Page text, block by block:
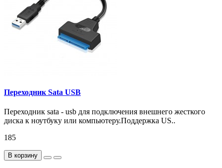
Переходник Sata USB
Переходник sata - usb для подключения внешнего жесткого
диска к ноутбуку или компьютеру.Поддержка US..
185
В корзину